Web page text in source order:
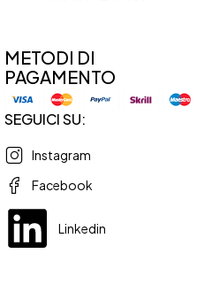
METODI DI
PAGAMENTO
SEGUICI SU:
Instagram
Facebook
Linkedin